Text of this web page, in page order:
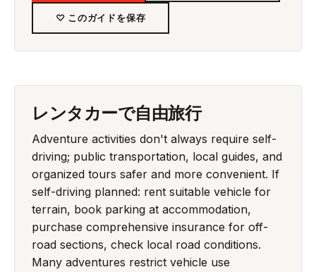
♡ このガイドを保存
レンタカーで自由旅行
Adventure activities don't always require self-
driving; public transportation, local guides, and
organized tours safer and more convenient. If
self-driving planned: rent suitable vehicle for
terrain, book parking at accommodation,
purchase comprehensive insurance for off-
road sections, check local road conditions.
Many adventures restrict vehicle use